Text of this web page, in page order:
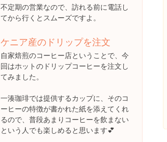
不定期の営業なので、訪れる前に電話し
てから行くとスムーズですよ。
ケニア産のドリップを注文
自家焙煎のコーヒー店ということで、今
回はホットのドリップコーヒーを注文し
てみました。
一湊珈琲では提供するカップに、そのコ
ーヒーの特徴が書かれた紙を添えてくれ
るので、普段あまりコーヒーを飲まない
という人でも楽しめると思います💕